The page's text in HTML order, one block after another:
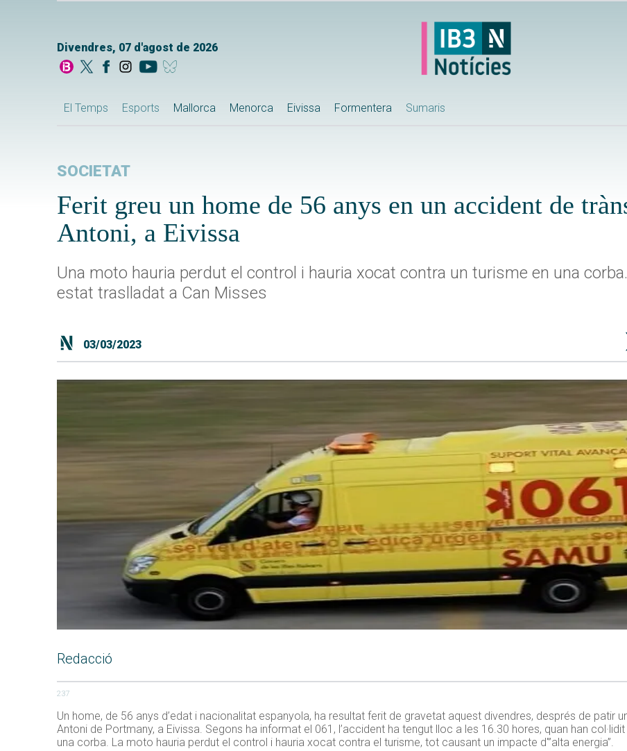
Divendres, 07 d'agost de 2026
El Temps Esports Mallorca Menorca Eivissa Formentera Sumaris
SOCIETAT
Ferit greu un home de 56 anys en un accident de
Antoni, a Eivissa
Una moto hauria perdut el control i hauria xocat contra un turisme en una
estat traslladat a Can Misses
03/03/2023
Redacció
237
Un home, de 56 anys d’edat i nacionalitat espanyola, ha resultat ferit de gravetat aquest divendres, després de patir
Antoni de Portmany, a Eivissa. Segons ha informat el 061, l’accident ha tengut lloc a les 16.30 hores, quan han
una corba. La moto hauria perdut el control i hauria xocat contra el turisme, tot causant un impacte d'”alta energia”.